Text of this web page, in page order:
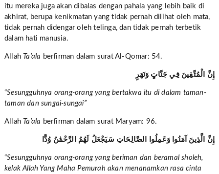
itu mereka juga akan dibalas dengan pahala yang lebih baik di
akhirat, berupa kenikmatan yang tidak pernah dilihat oleh mata,
tidak pernah didengar oleh telinga, dan tidak pernah terbetik
dalam hati manusia.
Allah Ta’ala berfirman dalam surat Al-Qomar: 54.
إِنَّ الْمُتَّقِينَ فِي جَنَّاتٍ وَنَهَرٍ
“Sesungguhnya orang-orang yang bertakwa itu di dalam taman-
taman dan sungai-sungai”
Allah Ta’ala berfirman dalam surat Maryam: 96.
إِنَّ الَّذِينَ آمَنُوا وَعَمِلُوا الصَّالِحَاتِ سَيَجْعَلُ لَهُمُ الرَّحْمَٰنُ وُدًّا
“Sesungguhnya orang-orang yang beriman dan beramal sholeh,
kelak Allah Yang Maha Pemurah akan menanamkan rasa cinta